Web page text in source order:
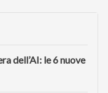
dell’AI: le 6 nuove